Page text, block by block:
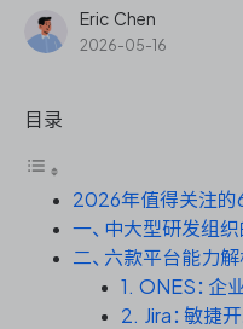
测试管理
研发效能管理
Eric Chen
2026-05-16
目录
2026年值得关注的
一、中大型研发组
二、六款平台能力
1. ONES：企
2. Jira：敏捷